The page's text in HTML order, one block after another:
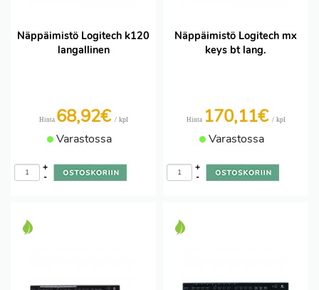
Näppäimistö Logitech k120
langallinen
Hinta 68,92€ / kpl
Varastossa
-
+
Näppäimistö Logitech mx
keys bt lang.
Hinta 170,11€ / kpl
Varastossa
-
+